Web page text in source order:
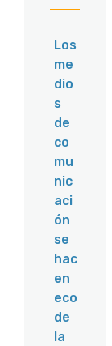
Los
me
dio
s
de
co
mu
nic
aci
ón
se
hac
en
eco
de
la